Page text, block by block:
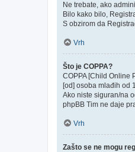
Ne trebate, ako
Bilo kako bilo,
S obzirom da
Vrh
Što je COPPA?
COPPA [Child Online
[od] osoba mlađih od
Ako niste siguran/na
phpBB Tim ne daje
Vrh
Zašto se ne mogu